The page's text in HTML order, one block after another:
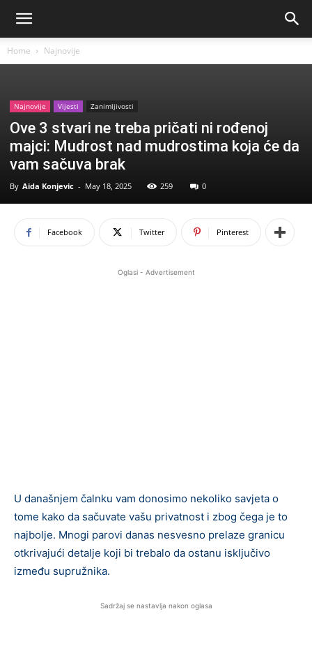
Home Najnovije
Najnovije Vijesti Zanimljivosti
Ove 3 stvari ne treba pričati ni rođenoj
majci: Mudrost nad mudrostima koja će da
vam sačuva brak
By Aida Konjevic - May 18, 2025 259 0
Facebook Twitter Pinterest
Oglasi - Advertisement
U današnjem čalnku vam donosimo nekoliko savjeta o
tome kako da sačuvate vašu privatnost i zbog čega je to
najbolje. Mnogi parovi danas nesvesno prelaze granicu
otkrivajući detalje koji bi trebalo da ostanu isključivo
između supružnika.
Sadržaj se nastavlja nakon oglasa